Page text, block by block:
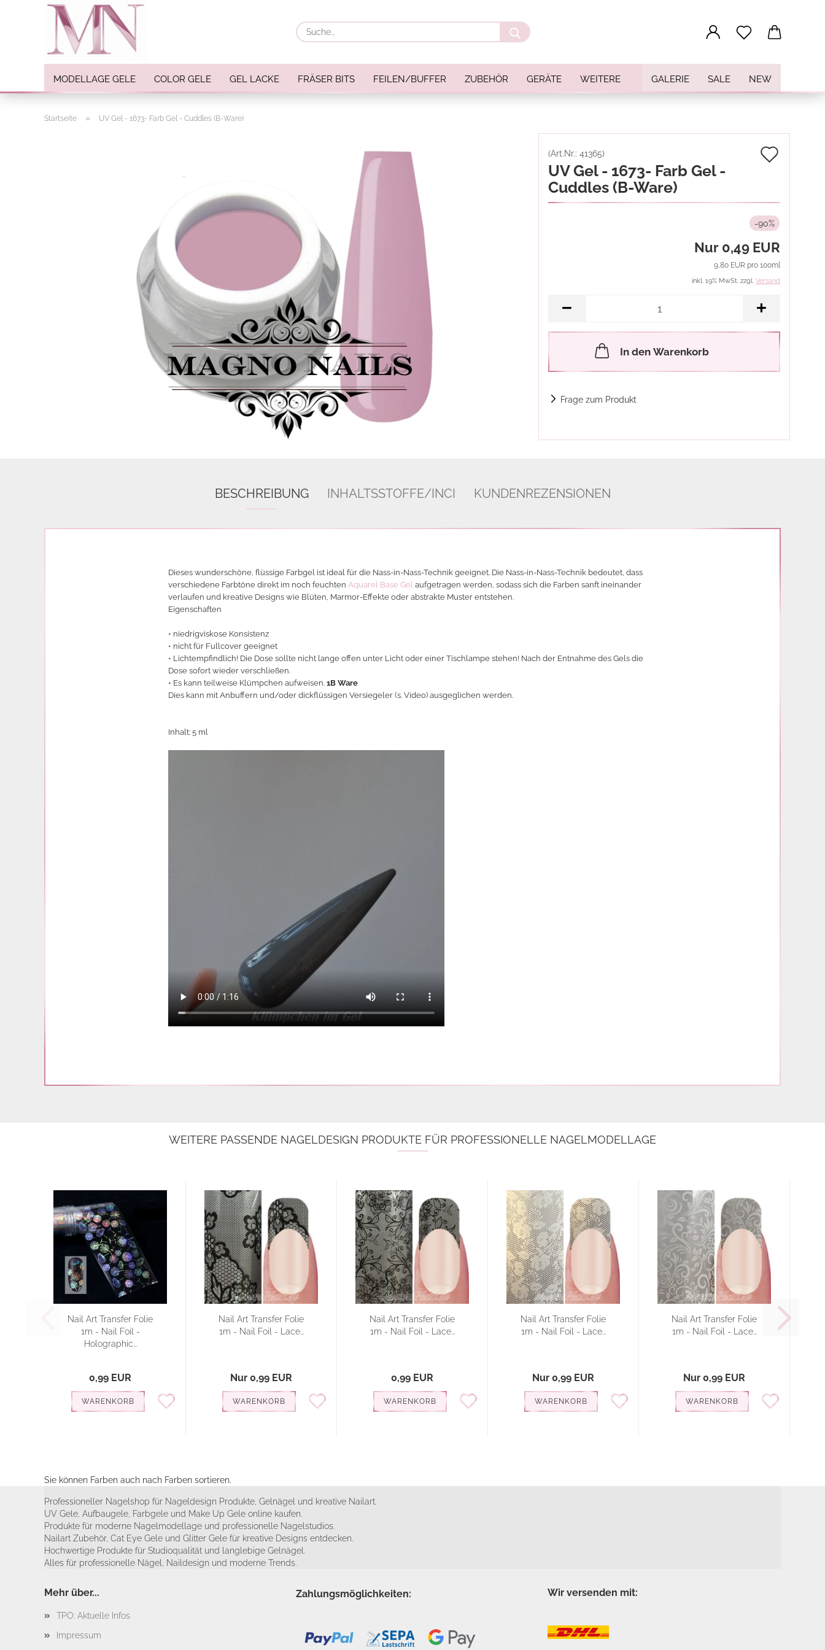
Suche...
MODELLAGE GELE COLOR GELE GEL LACKE FRÄSER BITS FEILEN/BUFFER ZUBEHÖR GERÄTE GALERIE SALE NEW
WEITERE
Pigmente
Nail Art Folien
Nail Stamping
Glitter
INK Colors
Nail Art Sets
Airbrush
3D Nail Formen
Feine Acrylfarbe / Aquarell
Nail Piercing
Startseite » UV Gel - 1673- Farb Gel - Cuddles (B-Ware)
(Art.Nr.: 41365)
UV Gel - 1673- Farb Gel -
Cuddles (B-Ware)
-90%
Nur 0,49 EUR
9,80 EUR pro 100ml
inkl. 19% MwSt. zzgl. Versand
In den Warenkorb
Frage zum Produkt
BESCHREIBUNG INHALTSSTOFFE/INCI KUNDENREZENSIONEN
Dieses wunderschöne, flüssige Farbgel ist ideal für die Nass-in-Nass-Technik geeignet. Die Nass-in-Nass-Technik bedeutet, dass
verschiedene Farbtöne direkt im noch feuchten Aquarel Base Gel aufgetragen werden, sodass sich die Farben sanft ineinander
verlaufen und kreative Designs wie Blüten, Marmor-Effekte oder abstrakte Muster entstehen.
Eigenschaften
• niedrigviskose Konsistenz
• nicht für Fullcover geeignet
• Lichtempfindlich! Die Dose sollte nicht lange offen unter Licht oder einer Tischlampe stehen! Nach der Entnahme des Gels die
Dose sofort wieder verschließen.
• Es kann teilweise Klümpchen aufweisen. 1B Ware
Dies kann mit Anbuffern und/oder dickflüssigen Versiegeler (s. Video) ausgeglichen werden.
Inhalt: 5 ml
WEITERE PASSENDE NAGELDESIGN PRODUKTE FÜR PROFESSIONELLE NAGELMODELLAGE
Nail Art Transfer Folie
1m - Nail Foil -
Holographic...
0,99 EUR
WARENKORB
Nail Art Transfer Folie
1m - Nail Foil - Lace...
Nur 0,99 EUR
WARENKORB
Nail Art Transfer Folie
1m - Nail Foil - Lace...
0,99 EUR
WARENKORB
Nail Art Transfer Folie
1m - Nail Foil - Lace...
Nur 0,99 EUR
WARENKORB
Nail Art Transfer Folie
1m - Nail Foil - Lace...
Nur 0,99 EUR
WARENKORB
Sie können Farben auch nach Farben sortieren.
Professioneller Nagelshop für Nageldesign Produkte, Gelnägel und kreative Nailart.
UV Gele, Aufbaugele, Farbgele und Make Up Gele online kaufen.
Produkte für moderne Nagelmodellage und professionelle Nagelstudios.
Nailart Zubehör, Cat Eye Gele und Glitter Gele für kreative Designs entdecken.
Hochwertige Produkte für Studioqualität und langlebige Gelnägel.
Alles für professionelle Nägel, Naildesign und moderne Trends.
Mehr über...
TPO: Aktuelle Infos
Impressum
Zahlungsmöglichkeiten: Wir versenden mit: